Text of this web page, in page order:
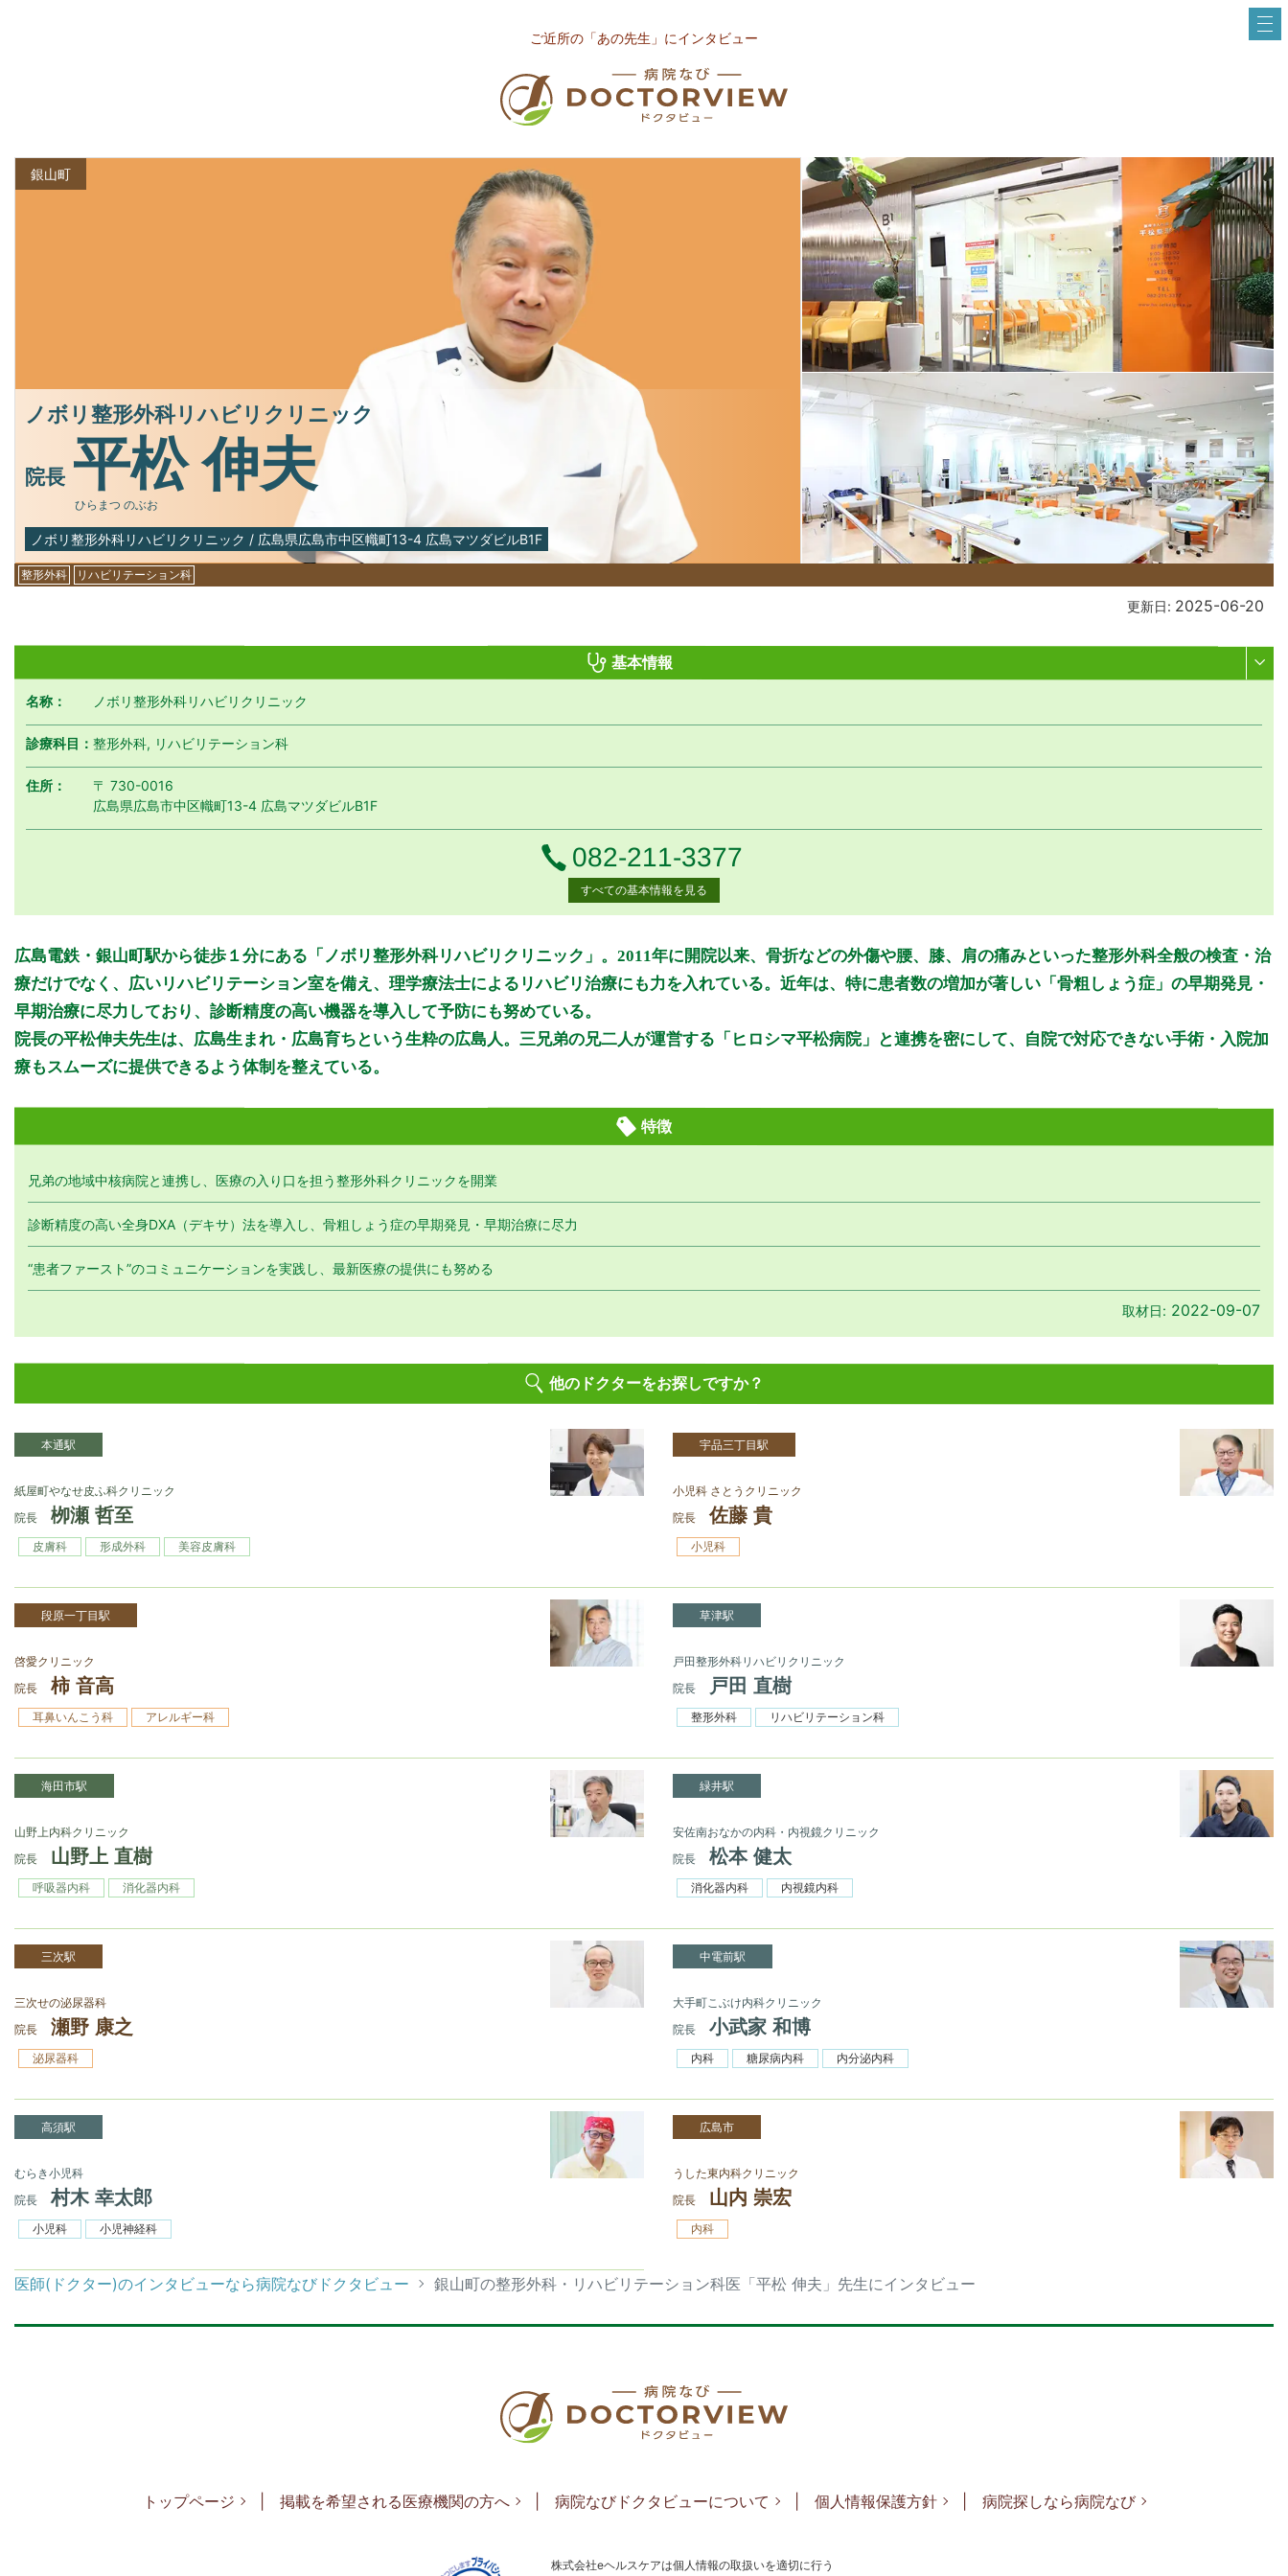
ご近所の「あの先生」にインタビュー
銀山町
ノボリ整形外科リハビリクリニック
院長 平松 伸夫
ひらまつ のぶお
ノボリ整形外科リハビリクリニック / 広島県広島市中区幟町13-4 広島マツダビルB1F
整形外科 リハビリテーション科
更新日: 2025-06-20
基本情報
名称： ノボリ整形外科リハビリクリニック
診療科目：整形外科, リハビリテーション科
住所：
〒 730-0016
広島県広島市中区幟町13-4 広島マツダビルB1F
電話番号
082-211-3377
すべての基本情報を見る
診療時間 月 水 水曜日 木 金 金曜日 土 日 日曜日 祝祝日
9:00-13:30
○ ○ ○ ○ ○ ○
休
15:00-18:30
○
★15:00-17:00
休診日：日曜日・祝日
>>病院なびで医療機関の詳細を見る
初診受付
広島電鉄・銀山町駅から徒歩１分にある「ノボリ整形外科リハビリクリニック」。2011年に開院以来、骨折などの外傷や腰、膝、肩の痛みといった整形外科全般の検査・治
療だけでなく、広いリハビリテーション室を備え、理学療法士によるリハビリ治療にも力を入れている。近年は、特に患者数の増加が著しい「骨粗しょう症」の早期発見・
早期治療に尽力しており、診断精度の高い機器を導入して予防にも努めている。
院長の平松伸夫先生は、広島生まれ・広島育ちという生粋の広島人。三兄弟の兄二人が運営する「ヒロシマ平松病院」と連携を密にして、自院で対応できない手術・入院加
療もスムーズに提供できるよう体制を整えている。
特徴
兄弟の地域中核病院と連携し、医療の入り口を担う整形外科クリニックを開業
診断精度の高い全身DXA（デキサ）法を導入し、骨粗しょう症の早期発見・早期治療に尽力
“患者ファースト”のコミュニケーションを実践し、最新医療の提供にも努める
取材日: 2022-09-07
他のドクターをお探しですか？
本通駅
紙屋町やなせ皮ふ科クリニック
院長
栁瀬 哲至
皮膚科 形成外科 美容皮膚科
宇品三丁目駅
小児科 さとうクリニック
院長
佐藤 貴
小児科
段原一丁目駅
啓愛クリニック
院長
柿 音高
耳鼻いんこう科 アレルギー科
草津駅
戸田整形外科リハビリクリニック
院長
戸田 直樹
整形外科 リハビリテーション科
海田市駅
山野上内科クリニック
院長
山野上 直樹
呼吸器内科 消化器内科
緑井駅
安佐南おなかの内科・内視鏡クリニック
院長
松本 健太
消化器内科 内視鏡内科
三次駅
三次せの泌尿器科
院長
瀬野 康之
泌尿器科
中電前駅
大手町こぶけ内科クリニック
院長
小武家 和博
内科 糖尿病内科 内分泌内科
高須駅
むらき小児科
院長
村木 幸太郎
小児科 小児神経科
広島市
うした東内科クリニック
院長
山内 崇宏
内科
医師(ドクター)のインタビューなら病院なびドクタビュー 銀山町の整形外科・リハビリテーション科医「平松 伸夫」先生にインタビュー
トップページ 掲載を希望される医療機関の方へ 病院なびドクタビューについて 個人情報保護方針 病院探しなら病院なび
株式会社eヘルスケアは個人情報の取扱いを適切に行う